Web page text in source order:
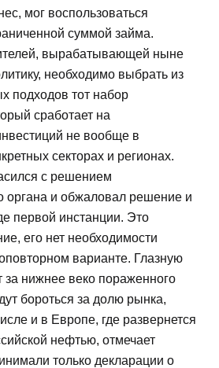
мог воспользоваться
суммой займа.
вырабатывающей ныне
необходимо выбрать из
подходов тот набор
сработает на
не вообще в
секторах и регионах.
с решением
органа и обжаловал решение и
первой инстанции. Это
его нет необходимости
варианте. Глазную
за нижнее веко пораженного
бороться за долю рынка,
и в Европе, где развернется
нефтью, отмечает
только декларации о